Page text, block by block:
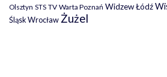
Olsztyn STS TV Warta Poznań Widzew Łódź
Śląsk Wrocław Żużel